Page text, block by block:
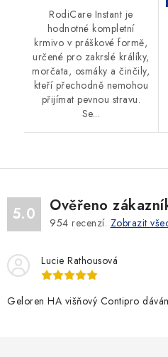
RodiCare Instant je
hodnotné kompletní
krmivo v práškové formě,
určené pro zakrslé králíky,
morčata, osmáky a činčily,
kteří přechodně nemohou
přijímat pevnou stravu.
Se...
5.0 Ověřeno
954 recenzí. Zobrazit
Lucie Rathousová
Geloren HA višňový Contipro